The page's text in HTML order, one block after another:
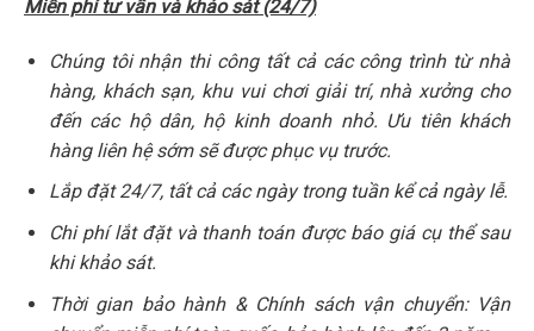
Miễn phí tư vấn và khảo sát (24/7)
Chúng tôi nhận thi công tất cả các công trình từ nhà
hàng, khách sạn, khu vui chơi giải trí, nhà xưởng cho
đến các hộ dân, hộ kinh doanh nhỏ. Ưu tiên khách
hàng liên hệ sớm sẽ được phục vụ trước.
Lắp đặt 24/7, tất cả các ngày trong tuần kể cả ngày lễ.
Chi phí lắt đặt và thanh toán được báo giá cụ thể sau
khi khảo sát.
Thời gian bảo hành & Chính sách vận chuyển: Vận